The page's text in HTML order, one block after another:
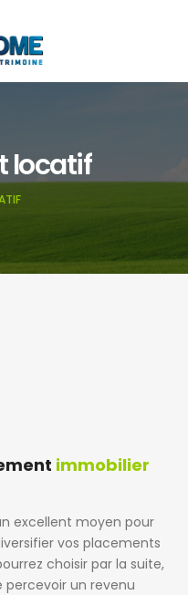
locatif
immobilier
excellent moyen pour
vos placements
choisir par la suite,
percevoir un revenu